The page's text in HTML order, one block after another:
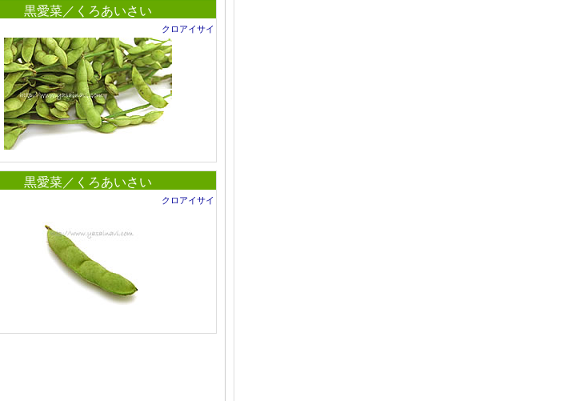
黒愛菜／くろあいさい
クロアイサイ
黒愛菜／くろあいさい
クロアイサイ